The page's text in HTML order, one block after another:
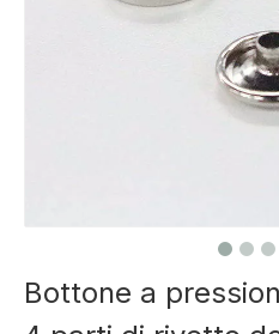
Bottone a